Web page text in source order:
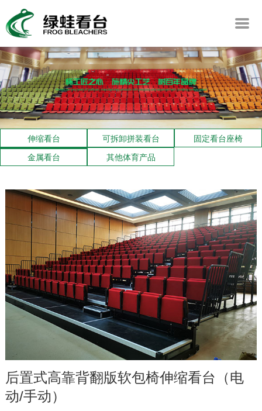
伸缩看台 可拆卸拼装看台
固定看台座椅
金属看台
其他体育产品
后置式高靠背翻版软包椅伸缩看台（电
动/手动）